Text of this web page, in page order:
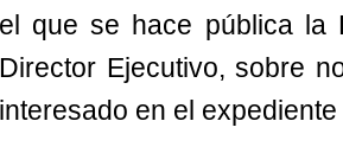
el que se hace pública la
Director Ejecutivo, sobre
interesado en el expediente